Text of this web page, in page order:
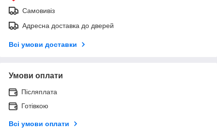
Самовивіз
Адресна доставка до дверей
Всі умови доставки
Умови оплати
Післяплата
Готівкою
Всі умови оплати